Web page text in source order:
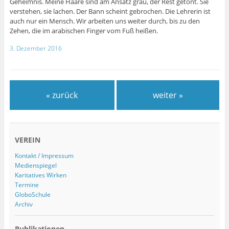
verstehen, sie lachen. Der Bann scheint gebrochen. Die Lehrerin ist
auch nur ein Mensch. Wir arbeiten uns weiter durch, bis zu den
Zehen, die im arabischen Finger vom Fuß heißen.
3. Dezember 2016
« zurück weiter »
VEREIN
Kontakt / Impressum
Medienspiegel
Karitatives Wirken
Termine
GloboSchule
Archiv